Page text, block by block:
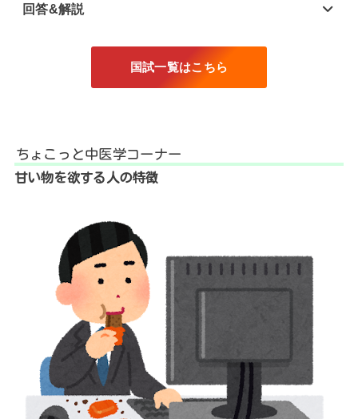
回答&解説
国試一覧はこちら
ちょこっと中医学コーナー
甘い物を欲する人の特徴